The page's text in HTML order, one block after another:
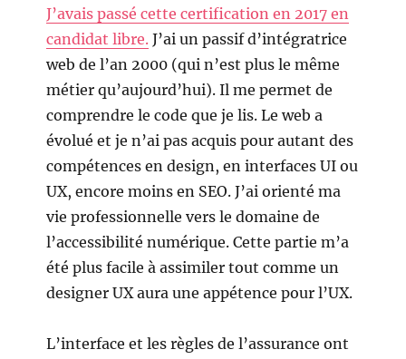
J’avais passé cette certification en 2017 en
candidat libre. J’ai un passif d’intégratrice
web de l’an 2000 (qui n’est plus le même
métier qu’aujourd’hui). Il me permet de
comprendre le code que je lis. Le web a
évolué et je n’ai pas acquis pour autant des
compétences en design, en interfaces UI ou
UX, encore moins en SEO. J’ai orienté ma
vie professionnelle vers le domaine de
l’accessibilité numérique. Cette partie m’a
été plus facile à assimiler tout comme un
designer UX aura une appétence pour l’UX.
L’interface et les règles de l’assurance ont